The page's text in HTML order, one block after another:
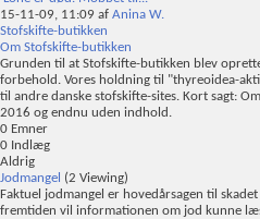
15-11-09, 11:09 af Anina W.
Stofskifte-butikken
Om Stofskifte-butikken
Grunden til at Stofskifte-butikken blev
forbehold. Vores holdning til "thyreoidea-
til andre danske stofskifte-sites. Kort sagt:
2016 og endnu uden indhold.
0 Emner
0 Indlæg
Aldrig
Jodmangel (2 Viewing)
Faktuel jodmangel er hovedårsagen til
fremtiden vil informationen om jod kunne